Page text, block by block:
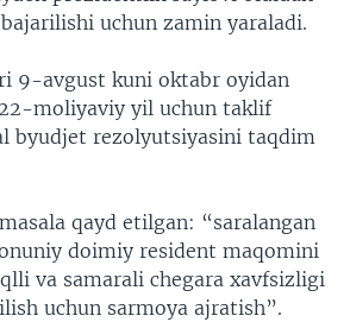
uchun zamin yaraladi.
9-avgust kuni oktabr oyidan
moliyaviy yil uchun taklif
byudjet rezolyutsiyasini taqdim
qayd etilgan: “saralangan
doimiy resident maqomini
va samarali chegara xavfsizligi
uchun sarmoya ajratish”.